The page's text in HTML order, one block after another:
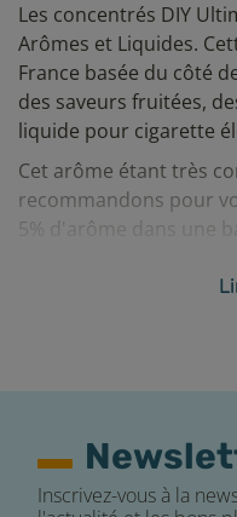
Les concentrés DIY
Arômes et Liquides.
France basée du côté
des saveurs fruitées,
liquide pour cigarette
Cet arôme étant très
recommandons pour
5% d'arôme dans une
ajuster en fonction de
Important :
les
arômes concentrés qui
PG et/ou VG pour
Inscrivez-vous à la